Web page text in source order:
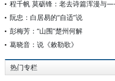
阮忠：白居易的“自适”说
彭梅芳：“山围”楚州何解
葛晓音：说《敕勒歌》
热门专栏